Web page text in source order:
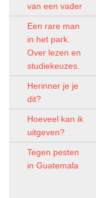
van een vader
Een rare man
in het park.
Over lezen en
studiekeuzes.
Herinner je je
dit?
Hoeveel kan ik
uitgeven?
Tegen pesten
in Guatemala